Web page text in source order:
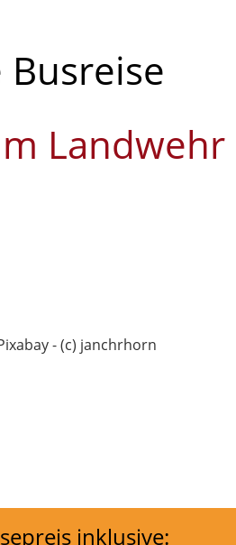
Landwehr
inklusive: